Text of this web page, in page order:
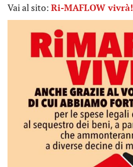
Vai al sito: Ri-MAFLOW vivrà!